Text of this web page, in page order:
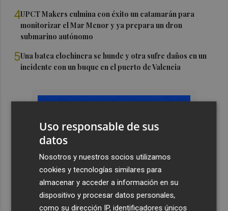
4UPCT Makers culmina con éxito un catamarán para
monitorizar el Mar Menor y ya prepara un dron
submarino autónomo
5Una batea clochinera se hunde y otra sufre daños en un
incidente con un buque en el puerto de Valencia
Uso responsable de sus
datos
Nosotros y nuestros socios utilizamos
cookies y tecnologías similares para
almacenar y acceder a información en su
dispositivo y procesar datos personales,
como su dirección IP, identificadores únicos